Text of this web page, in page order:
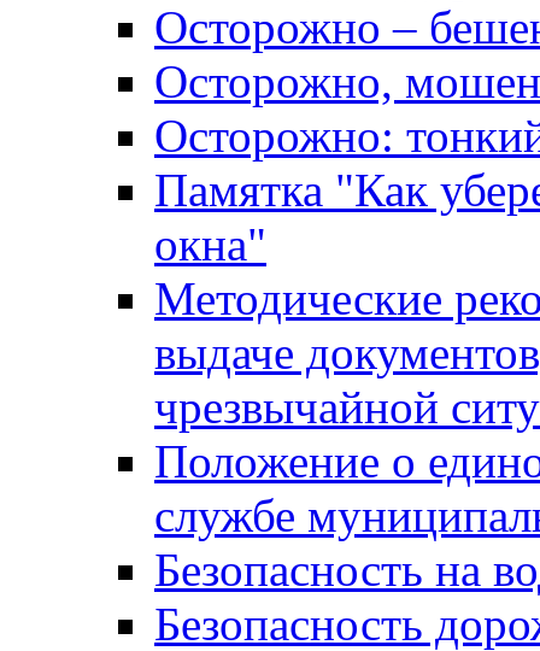
Осторожно –
Осторожно,
Осторожно:
Памятка "Как
окна"
Методические
выдаче
чрезвычайной
Положение о
службе
Безопасность на
Безопасность